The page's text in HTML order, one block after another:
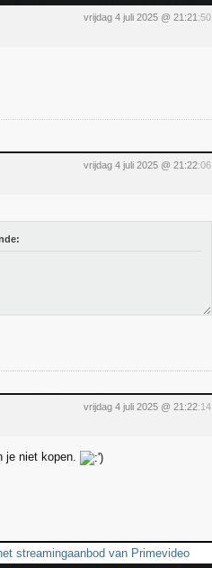
vrijdag 4 juli 2025 @ 21:21 :50
vrijdag 4 juli 2025 @ 21:22:06
vrijdag 4 juli 2025 @ 21:22:14
je niet kopen.
streamingaanbod van Primevideo